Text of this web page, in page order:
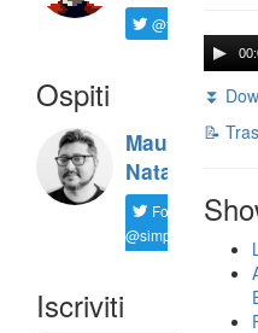
@ftrava
Ospiti
Maurizio
Natali
Follow
@simplemal
Iscriviti
⏬
📝